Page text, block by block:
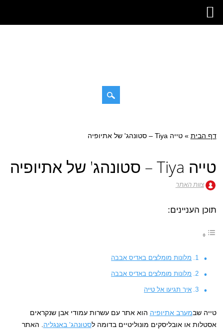
לתוכן
דף הבית »טייה Tiya – סטונהג' של אתיופיה
טייה Tiya – סטונהג' של אתיופיה
צוות האתר
תוכן העניינים:
מלונות מומלצים באדיס אבבה
מלונות מומלצים באדיס אבבה
איך תגיעו אל טייה
טייה שבמערב אתיופיה הוא אתר עם עשרות עמודי אבן שנקראים
אסטלות או אובליסקים מונוליטיים בדומה לסטונהג' באנגליה . האתר